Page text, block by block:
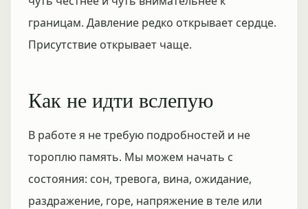
границам. Давление редко открывает сердце.
Присутствие открывает чаще.
Как не идти вслепую
В работе я не требую подробностей и не
тороплю память. Мы можем начать с
состояния: сон, тревога, вина, ожидание,
раздражение, горе, напряжение в теле или